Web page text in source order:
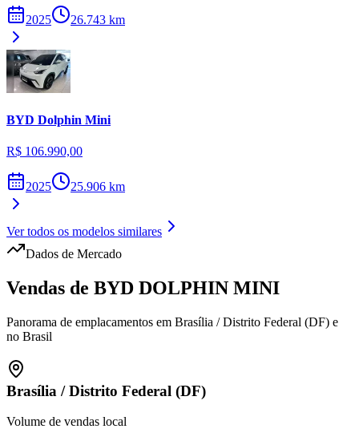
2025 26.743 km
BYD Dolphin Mini
R$ 106.990,00
2025 25.906 km
Ver todos os modelos similares
Dados de Mercado
Vendas de BYD DOLPHIN MINI
Panorama de emplacamentos em Brasília / Distrito Federal (DF) e
no Brasil
Brasília /Distrito Federal (DF)
Volume de vendas local